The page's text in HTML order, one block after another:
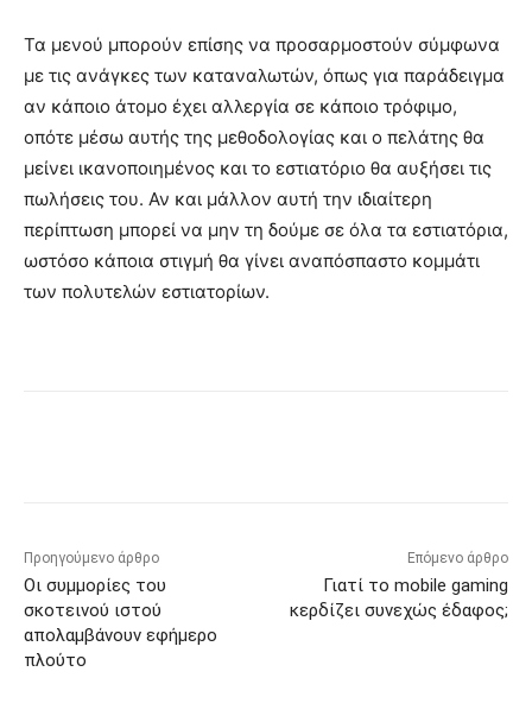
Τα μενού μπορούν επίσης να προσαρμοστούν σύμφωνα
με τις ανάγκες των καταναλωτών, όπως για παράδειγμα
αν κάποιο άτομο έχει αλλεργία σε κάποιο τρόφιμο,
οπότε μέσω αυτής της μεθοδολογίας και ο πελάτης θα
μείνει ικανοποιημένος και το εστιατόριο θα αυξήσει τις
πωλήσεις του. Αν και μάλλον αυτή την ιδιαίτερη
περίπτωση μπορεί να μην τη δούμε σε όλα τα εστιατόρια,
ωστόσο κάποια στιγμή θα γίνει αναπόσπαστο κομμάτι
των πολυτελών εστιατορίων.
Προηγούμενο άρθρο
Οι συμμορίες του
σκοτεινού ιστού
απολαμβάνουν εφήμερο
πλούτο
Επόμενο άρθρο
Γιατί το mobile gaming
κερδίζει συνεχώς έδαφος;